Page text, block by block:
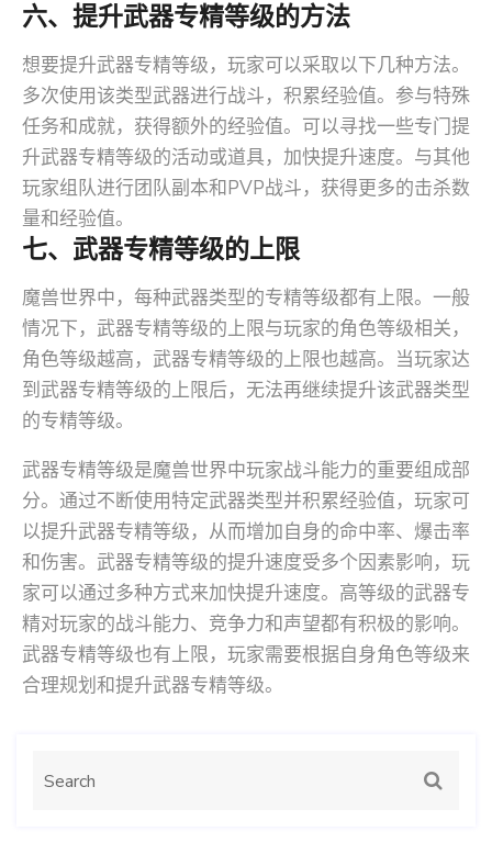
六、提升武器专精等级的方法
想要提升武器专精等级，玩家可以采取以下几种方法。
多次使用该类型武器进行战斗，积累经验值。参与特殊
任务和成就，获得额外的经验值。可以寻找一些专门提
升武器专精等级的活动或道具，加快提升速度。与其他
玩家组队进行团队副本和PVP战斗，获得更多的击杀数
量和经验值。
七、武器专精等级的上限
魔兽世界中，每种武器类型的专精等级都有上限。一般
情况下，武器专精等级的上限与玩家的角色等级相关，
角色等级越高，武器专精等级的上限也越高。当玩家达
到武器专精等级的上限后，无法再继续提升该武器类型
的专精等级。
武器专精等级是魔兽世界中玩家战斗能力的重要组成部
分。通过不断使用特定武器类型并积累经验值，玩家可
以提升武器专精等级，从而增加自身的命中率、爆击率
和伤害。武器专精等级的提升速度受多个因素影响，玩
家可以通过多种方式来加快提升速度。高等级的武器专
精对玩家的战斗能力、竞争力和声望都有积极的影响。
武器专精等级也有上限，玩家需要根据自身角色等级来
合理规划和提升武器专精等级。